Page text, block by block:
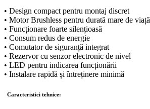
• Design compact pentru montaj discret
• Motor Brushless pentru durată mare de viață
• Funcționare foarte silențioasă
• Consum redus de energie
• Comutator de siguranță integrat
• Rezervor cu senzor electronic de nivel
• LED pentru indicarea funcționării
• Instalare rapidă și întreținere minimă
Caracteristici tehnice: